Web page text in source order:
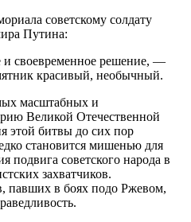
советскому солдату
Путина:
и своевременное решение, —
красивый, необычный.
масштабных и
Великой Отечественной
этой битвы до сих пор
становится мишенью для
советского народа в
захватчиков.
павших в боях подо Ржевом,